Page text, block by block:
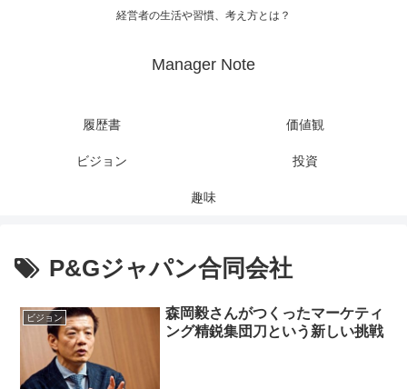
経営者の生活や習慣、考え方とは？
Manager Note
履歴書 価値観
ビジョン 投資
趣味
P&Gジャパン合同会社
ビジョン
森岡毅さんがつくったマーケティ
ング精鋭集団刀という新しい挑戦